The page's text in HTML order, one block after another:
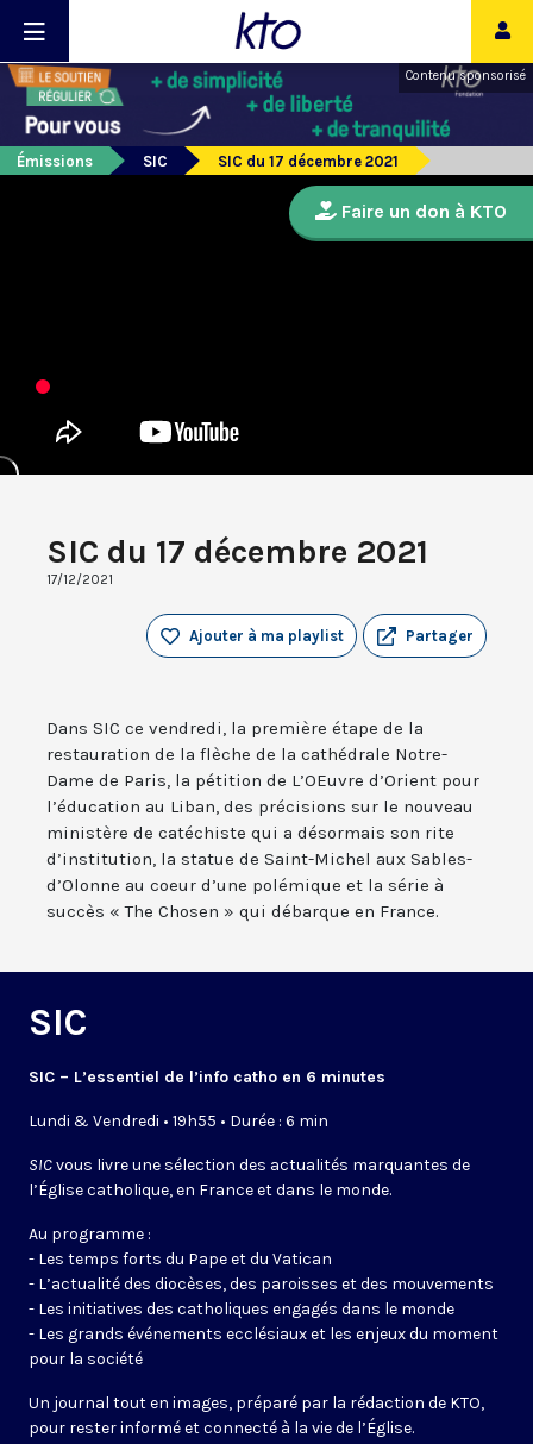
Contenu sponsorisé
Émissions SIC SIC du 17 décembre 2021
SIC du 17 décembre 2021
17/12/2021
Partager
Ajouter à ma playlist
Dans SIC ce vendredi, la première étape de la
restauration de la flèche de la cathédrale Notre-
Dame de Paris, la pétition de L’OEuvre d’Orient pour
l’éducation au Liban, des précisions sur le nouveau
ministère de catéchiste qui a désormais son rite
d’institution, la statue de Saint-Michel aux Sables-
d’Olonne au coeur d’une polémique et la série à
succès « The Chosen » qui débarque en France.
SIC
SIC – L’essentiel de l’info catho en 6 minutes
Lundi & Vendredi • 19h55 • Durée : 6 min
SICvous livre une sélection des actualités marquantes de
l’Église catholique, en France et dans le monde.
Au programme :
- Les temps forts du Pape et du Vatican
- L’actualité des diocèses, des paroisses et des mouvements
- Les initiatives des catholiques engagés dans le monde
- Les grands événements ecclésiaux et les enjeux du moment
pour la société
Un journal tout en images, préparé par la rédaction de KTO,
pour rester informé et connecté à la vie de l’Église.
Faire un don à KTO